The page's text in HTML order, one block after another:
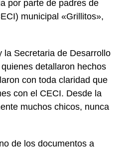
por parte de padres de
municipal «Grillitos»,
la Secretaria de Desarrollo
detallaron hechos
con toda claridad que
con el CECI. Desde la
muchos chicos, nunca
de los documentos a